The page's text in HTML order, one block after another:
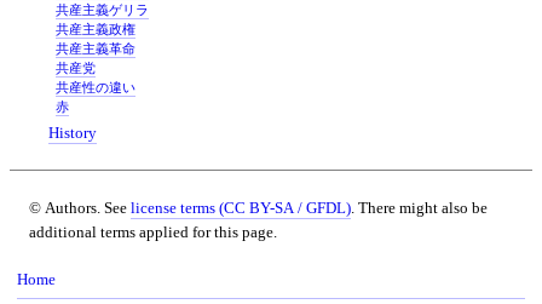
共産主義ゲリラ
共産主義政権
共産主義革命
共産党
共産性の違い
赤
History
© Authors. See license terms (CC BY-SA / GFDL)
additional terms applied for this page.
Home